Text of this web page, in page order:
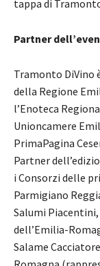
tappa di
Partner
Tramonto DiVino
della Regione
l’Enoteca
Unioncamere
PrimaPagina
Partner
i Consorzi delle
Parmigiano
Salumi
dell’Emilia-
Salame